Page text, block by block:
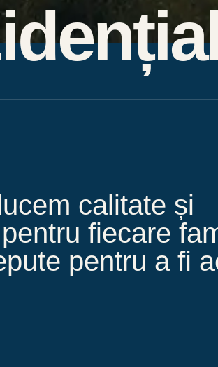
calitate și
fiecare
pentru a fi